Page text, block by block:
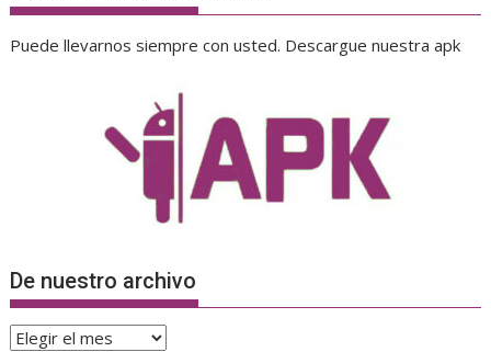
Puede llevarnos siempre con usted. Descargue nuestra apk
De nuestro archivo
De